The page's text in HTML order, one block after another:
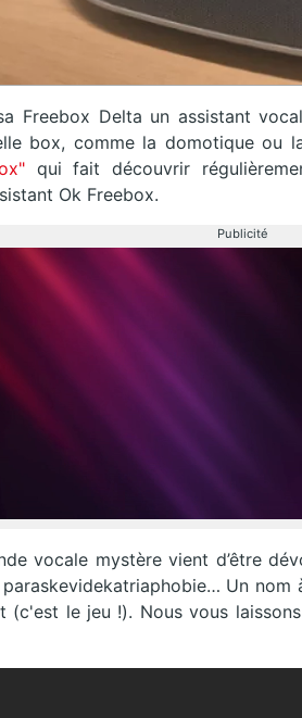
Freebox Delta un assistant
box, comme la domotique ou
qui fait découvrir
Ok Freebox.
Publicité
vocale mystère vient d’être
Un nom
(c'est le jeu !). Nous vous